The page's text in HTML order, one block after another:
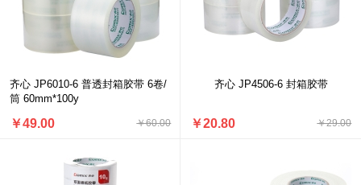
齐心 JP6010-6 普透封箱胶带 6卷/
筒 60mm*100y
￥60.00
￥49.00
齐心 JP4506-6 封箱胶带
￥29.00
￥20.80